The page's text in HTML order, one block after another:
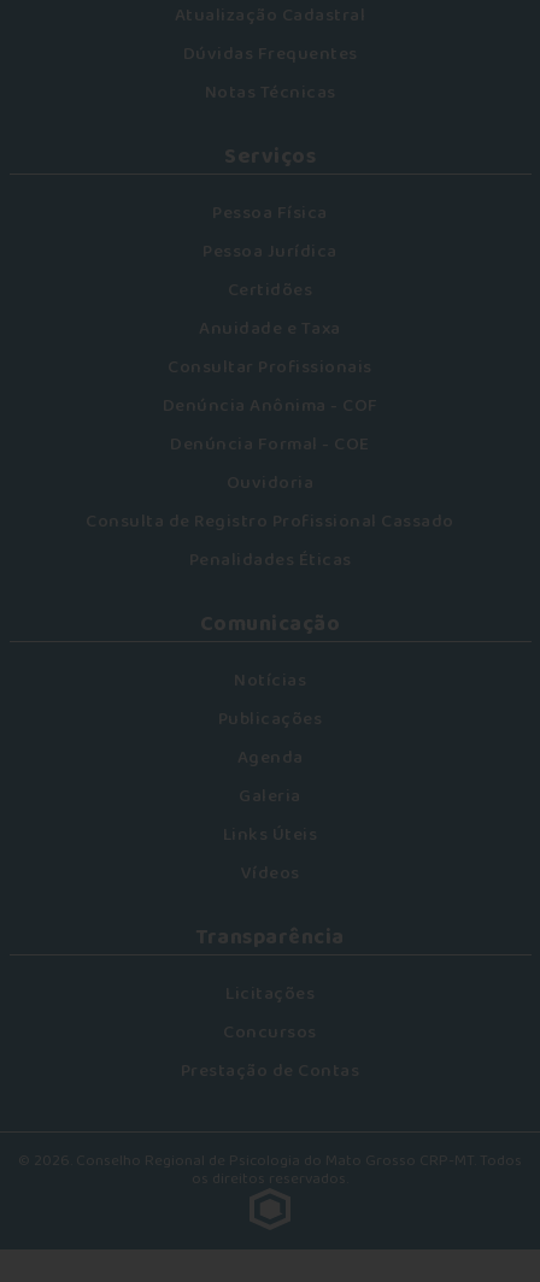
Atualização Cadastral
Dúvidas Frequentes
Notas Técnicas
Serviços
Pessoa Física
Pessoa Jurídica
Certidões
Anuidade e Taxa
Consultar Profissionais
Denúncia Anônima - COF
Denúncia Formal - COE
Ouvidoria
Consulta de Registro Profissional Cassado
Penalidades Éticas
Comunicação
Notícias
Publicações
Agenda
Galeria
Links Úteis
Vídeos
Transparência
Licitações
Concursos
Prestação de Contas
© 2026. Conselho Regional de Psicologia do Mato Grosso CRP-MT. Todos
os direitos reservados.